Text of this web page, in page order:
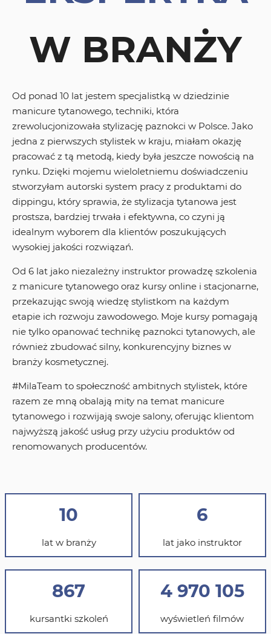
W BRANŻY
Od ponad 10 lat jestem specjalistką w dziedzinie
manicure tytanowego, techniki, która
zrewolucjonizowała stylizację paznokci w Polsce. Jako
jedna z pierwszych stylistek w kraju, miałam okazję
pracować z tą metodą, kiedy była jeszcze nowością na
rynku. Dzięki mojemu wieloletniemu doświadczeniu
stworzyłam autorski system pracy z produktami do
dippingu, który sprawia, że stylizacja tytanowa jest
prostsza, bardziej trwała i efektywna, co czyni ją
idealnym wyborem dla klientów poszukujących
wysokiej jakości rozwiązań.
Od 6 lat jako niezależny instruktor prowadzę szkolenia
z manicure tytanowego oraz kursy online i stacjonarne,
przekazując swoją wiedzę stylistkom na każdym
etapie ich rozwoju zawodowego. Moje kursy pomagają
nie tylko opanować technikę paznokci tytanowych, ale
również zbudować silny, konkurencyjny biznes w
branży kosmetycznej.
#MilaTeam to społeczność ambitnych stylistek, które
razem ze mną obalają mity na temat manicure
tytanowego i rozwijają swoje salony, oferując klientom
najwyższą jakość usług przy użyciu produktów od
renomowanych producentów.
10
lat w branży
6
lat jako instruktor
867
kursantki szkoleń
4 970 105
wyświetleń filmów